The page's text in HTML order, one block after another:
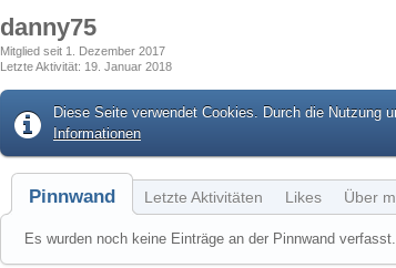
danny75
Mitglied seit 1. Dezember 2017
Letzte Aktivität 19. Januar 2018
Diese Seite verwendet Cookies. Durch die Nutzung
Informationen
Pinnwand Letzte Aktivitäten Likes Über
Es wurden noch keine Einträge an der Pinnwand verfasst.